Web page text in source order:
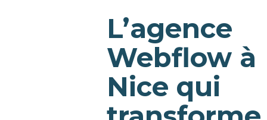
L’agence
Webflow à
Nice qui